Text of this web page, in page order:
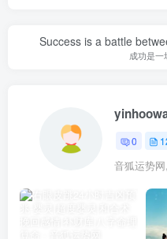
Success is a battle
成功是一
0
音狐运势